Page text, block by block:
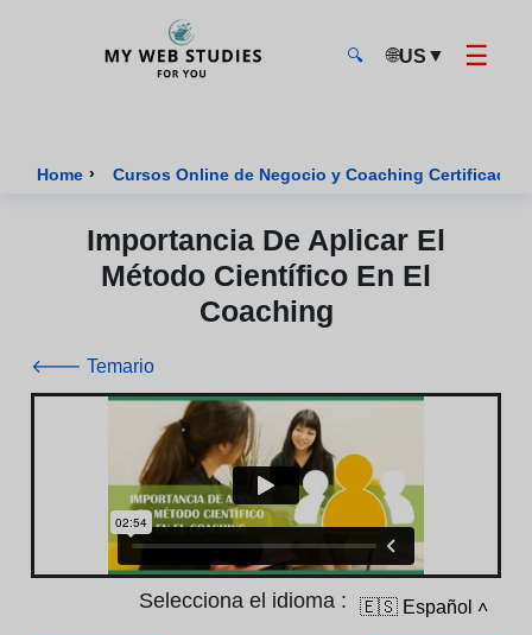
🔍 🌐US ▼ ☰
Home › Cursos Online de Negocio y Coaching Certificados
Importancia De Aplicar El
Método Científico En El
Coaching
🡐 Temario
Selecciona el idioma : 🇪🇸 Español ˄